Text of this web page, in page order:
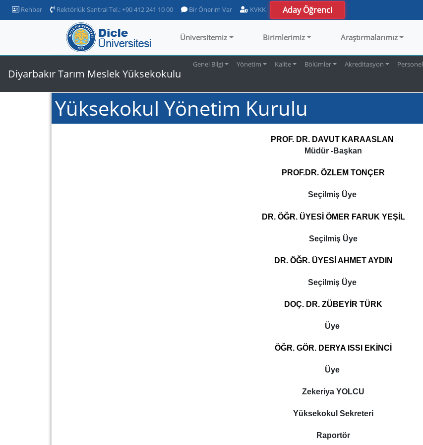
Rehber Rektörlük Santral Tel.: +90 412 241 10 00 Bir Önerim Var KVKK Aday Öğrenci
Üniversitemiz Birimlerimiz Araştırmalarımız
Diyarbakır Tarım Meslek Yüksekokulu
Genel Bilgi Yönetim Kalite Bölümler Akreditasyon Personel
Yüksekokul Yönetim Kurulu
PROF. DR. DAVUT KARAASLAN
Müdür -Başkan
PROF.DR. ÖZLEM TONÇER
Seçilmiş Üye
DR. ÖĞR. ÜYESİ ÖMER FARUK YEŞİL
Seçilmiş Üye
DR. ÖĞR. ÜYESİ AHMET AYDIN
Seçilmiş Üye
DOÇ. DR. ZÜBEYİR TÜRK
Üye
ÖĞR. GÖR. DERYA ISSI EKİNCİ
Üye
Zekeriya YOLCU
Yüksekokul Sekreteri
Raportör